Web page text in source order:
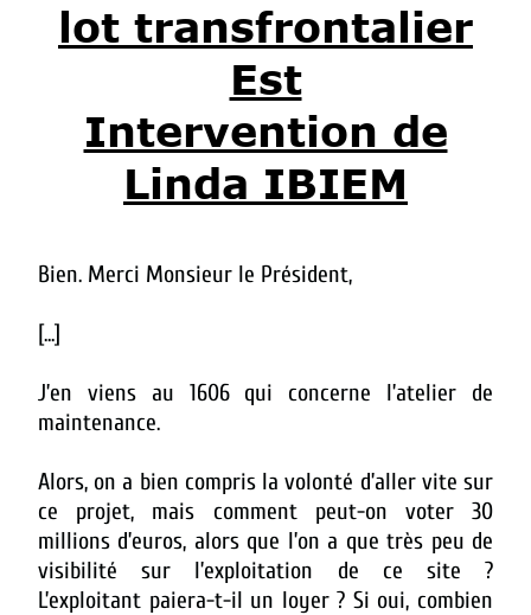
lot transfrontalier
Est
Intervention de
Linda IBIEM
Bien. Merci Monsieur le Président,
[...]
J’en viens au 1606 qui concerne l’atelier de
maintenance.
Alors, on a bien compris la volonté d’aller vite sur
ce projet, mais comment peut-on voter 30
millions d’euros, alors que l’on a que très peu de
visibilité sur l’exploitation de ce site ?
L’exploitant paiera-t-il un loyer ? Si oui, combien